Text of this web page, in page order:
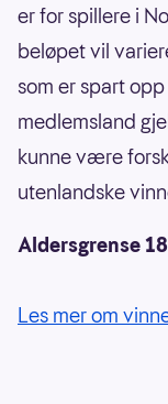
er for spillere i
beløpet vil
som er spart
medlemsland
kunne være
utenlandske
Aldersgrense
Les mer om